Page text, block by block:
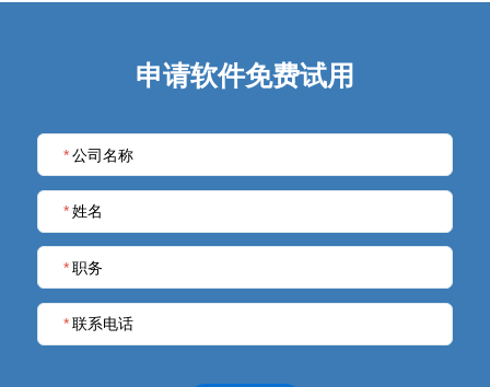
申请软件免费试用
* 公司名称
* 姓名
* 职务
* 联系电话